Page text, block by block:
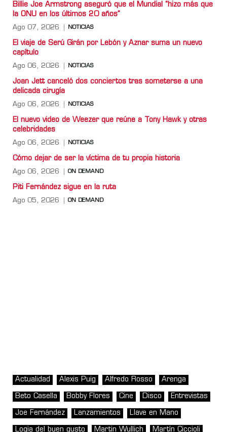
Billie Joe Armstrong aseguró que el Mundial “hizo más que
la ONU en los últimos 20 años”
Ago 07, 2026 NOTICIAS
El viaje de Serú Girán por Lebón y Aznar suma un nuevo
capítulo
Ago 06, 2026 NOTICIAS
Joan Jett canceló dos conciertos tras someterse a una
delicada cirugía
Ago 06, 2026 NOTICIAS
El nuevo video de Weezer que reúne a Tony Hawk y otras
celebridades
Ago 06, 2026 NOTICIAS
Cómo dejar de ser la víctima de tu propia historia
Ago 06, 2026 ON DEMAND
Piti Fernández sigue en la ruta
Ago 05, 2026 ON DEMAND
Actualidad Alexis Puig Alfredo Rosso Arenga
Beto Casella Bobby Flores Cine Disco Entrevistas
Joe Fernández Lanzamientos Llave en Mano
Logia del buen gusto Martin Wullich Martín Ciccioli